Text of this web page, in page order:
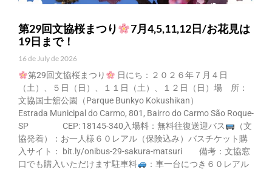
第29回文協桜まつり
7月4,5,11,12日/お花見は
19日まで！
16 de July de 2026
第29回文協桜まつり
日にち：２０２６年７月４日
（土）、５日（日）、１１日（土）、１２日（日）場 所：
文協国士舘公園（Parque Bunkyo Kokushikan）
Estrada Municipal do Carmo, 801, Bairro do Carmo São Roque-
SP CEP: 18145-340入場料：無料往復送迎バス
（文
協発着）：お一人様６０レアル（保険込み）バスチケット購
入サイト： bit.ly/onibus-29-sakura-matsuri 備考：文協窓
口でも購入いただけます駐車料
：車一台につき６０レアル